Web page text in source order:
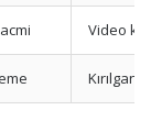
Video
Kırılgan